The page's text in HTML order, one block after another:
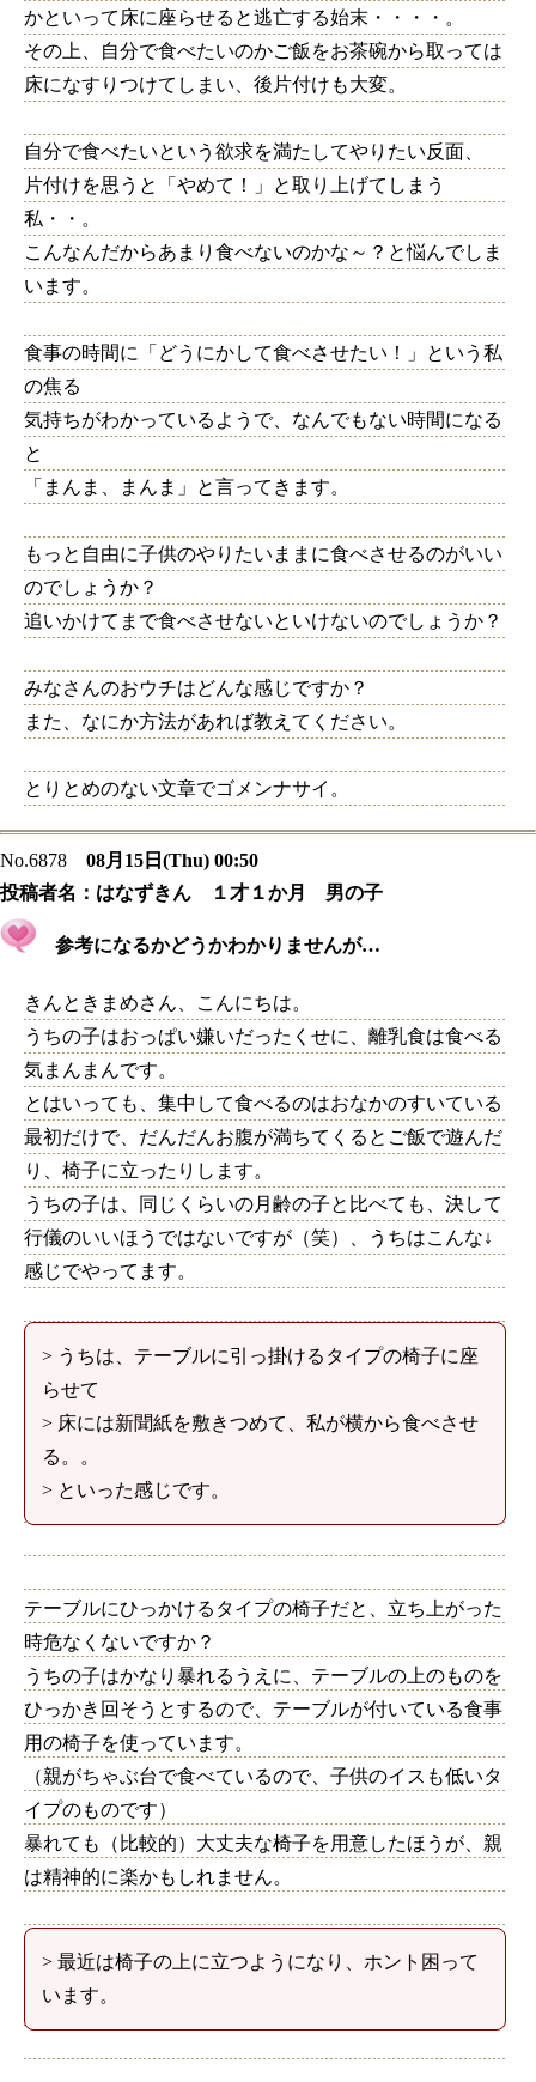
かといって床に座らせると逃亡する始末・・・・。
その上、自分で食べたいのかご飯をお茶碗から取っては
床になすりつけてしまい、後片付けも大変。
自分で食べたいという欲求を満たしてやりたい反面、
片付けを思うと「やめて！」と取り上げてしまう
私・・。
こんなんだからあまり食べないのかな～？と悩んでしま
います。
食事の時間に「どうにかして食べさせたい！」という私
の焦る
気持ちがわかっているようで、なんでもない時間になる
と
「まんま、まんま」と言ってきます。
もっと自由に子供のやりたいままに食べさせるのがいい
のでしょうか？
追いかけてまで食べさせないといけないのでしょうか？
みなさんのおウチはどんな感じですか？
また、なにか方法があれば教えてください。
とりとめのない文章でゴメンナサイ。
No.6878
08月15日(Thu) 00:50
投稿者名： はなずきん １才１か月 男の子
参考になるかどうかわかりませんが…
きんときまめさん、こんにちは。
うちの子はおっぱい嫌いだったくせに、離乳食は食べる
気まんまんです。
とはいっても、集中して食べるのはおなかのすいている
最初だけで、だんだんお腹が満ちてくるとご飯で遊んだ
り、椅子に立ったりします。
うちの子は、同じくらいの月齢の子と比べても、決して
行儀のいいほうではないですが（笑）、うちはこんな↓
感じでやってます。
> うちは、テーブルに引っ掛けるタイプの椅子に座
らせて
> 床には新聞紙を敷きつめて、私が横から食べさせ
る。。
> といった感じです。
テーブルにひっかけるタイプの椅子だと、立ち上がった
時危なくないですか？
うちの子はかなり暴れるうえに、テーブルの上のものを
ひっかき回そうとするので、テーブルが付いている食事
用の椅子を使っています。
（親がちゃぶ台で食べているので、子供のイスも低いタ
イプのものです）
暴れても（比較的）大丈夫な椅子を用意したほうが、親
は精神的に楽かもしれません。
> 最近は椅子の上に立つようになり、ホント困って
います。